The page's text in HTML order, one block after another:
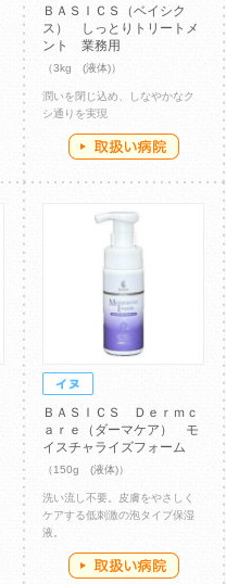
ＢＡＳＩＣＳ（ベイシク
ス） しっとりトリートメ
ント 業務用
（3kg (液体)）
潤いを閉じ込め、しなやかなク
シ通りを実現
ＢＡＳＩＣＳ Ｄｅｒｍｃ
ａｒｅ（ダーマケア） モ
イスチャライズフォーム
（150g (液体)）
洗い流し不要。皮膚をやさしく
ケアする低刺激の泡タイプ保湿
液。